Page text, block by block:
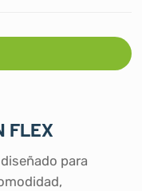
FLEX
para